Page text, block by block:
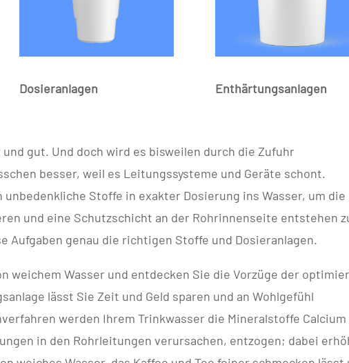
Dosieranlagen Enthärtungsanlagen
gut. Und doch wird es bisweilen durch die Zufuhr
besser, weil es Leitungssysteme und Geräte schont.
Stoffe in exakter Dosierung ins Wasser, um die
und eine Schutzschicht an der Rohrinnenseite entstehen
Aufgaben genau die richtigen Stoffe und Dosieranlagen.
weichem Wasser und entdecken Sie die Vorzüge der
lässt Sie Zeit und Geld sparen und an Wohlgefühl
werden Ihrem Trinkwasser die Mineralstoffe Calcium
in den Rohrleitungen verursachen, entzogen; dabei